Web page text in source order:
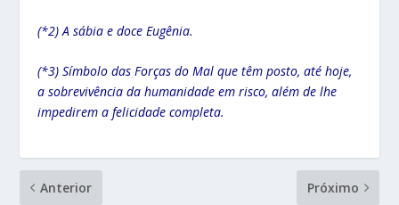
(*2) A sábia e doce Eugênia.
(*3) Símbolo das Forças do Mal que têm posto, até hoje,
a sobrevivência da humanidade em risco, além de lhe
impedirem a felicidade completa.
Anterior Próximo